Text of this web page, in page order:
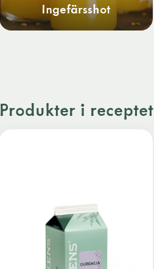
Ingefärsshot
Produkter i receptet